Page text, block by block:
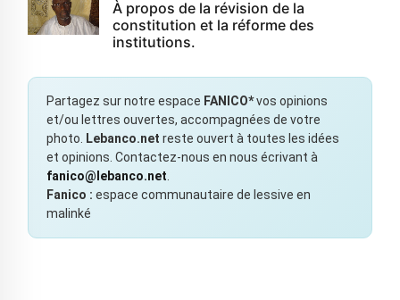
À propos de la révision de la
constitution et la réforme des
institutions.
Partagez sur notre espace FANICO*vos opinions
et/ou lettres ouvertes, accompagnées de votre
photo.
Lebanco.net reste ouvert à toutes les idées
et opinions. Contactez-nous en nous écrivant à
fanico@lebanco.net
Fanico : espace communautaire de lessive en
malinké